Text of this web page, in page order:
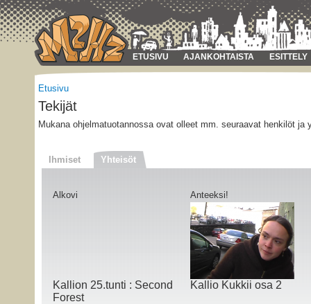
ETUSIVU AJANKOHTAISTA ESITTELY
Etusivu
Tekijät
Mukana ohjelmatuotannossa ovat olleet mm. seuraavat henkilöt ja
Ihmiset Yhteisöt
Alkovi
Kallion 25.tunti : Second
Forest
Anteeksi!
Kallio Kukkii osa 2